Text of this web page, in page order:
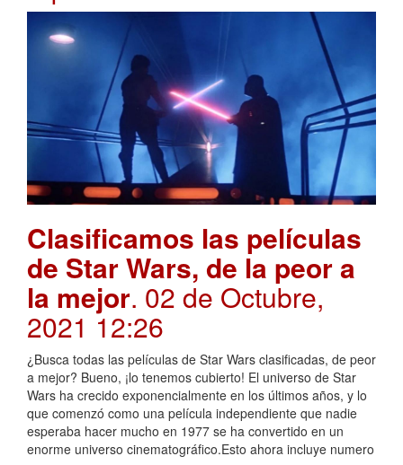
Clasificamos las películas
de Star Wars, de la peor a
la mejor. 02 de Octubre,
2021 12:26
¿Busca todas las películas de Star Wars clasificadas, de peor
a mejor? Bueno, ¡lo tenemos cubierto! El universo de Star
Wars ha crecido exponencialmente en los últimos años, y lo
que comenzó como una película independiente que nadie
esperaba hacer mucho en 1977 se ha convertido en un
enorme universo cinematográfico.Esto ahora incluye numero